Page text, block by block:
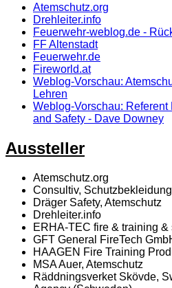
Atemschutz.org
Drehleiter.info
Feuerwehr-weblog.de -
FF Altenstadt
Feuerwehr.de
Fireworld.at
Weblog-Vorschau:
Lehren
Weblog-Vorschau:
and Safety - Dave Downey
Aussteller
Atemschutz.org
Consultiv,
Dräger Safety, Atemschutz
Drehleiter.info
ERHA-TEC fire & training &
GFT General FireTech
HAAGEN Fire Training
MSA Auer, Atemschutz
Räddningsverket Skövde,